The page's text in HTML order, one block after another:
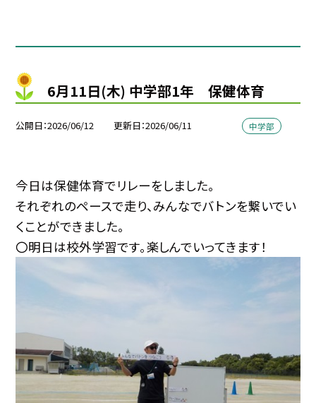
6月11日(木) 中学部1年 保健体育
公開日 2026/06/12 更新日 2026/06/11 中学部
今日は保健体育でリレーをしました。
それぞれのペースで走り、みんなでバトンを繋いでい
くことができました。
〇明日は校外学習です。楽しんでいってきます！